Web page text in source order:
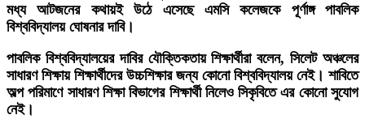
মধ্য আটজনের কথায়ই উঠে এসেছে এমসি কলেজকে পূর্ণাঙ্গ পাবলিক
বিশ্ববিদ্যালয় ঘোষনার দাবি।
পাবলিক বিশ্ববিদ্যালয়ের দাবির যৌক্তিকতায় শিক্ষার্থীরা বলেন, সিলেট অঞ্চলের
সাধারণ শিক্ষায় শিক্ষার্থীদের উচ্চশিক্ষার জন্য কোনো বিশ্ববিদ্যালয় নেই। শাবিতে
অল্প পরিমাণে সাধারণ শিক্ষা বিভাগের শিক্ষার্থী নিলেও সিকৃবিতে এর কোনো সুযোগ
নেই।